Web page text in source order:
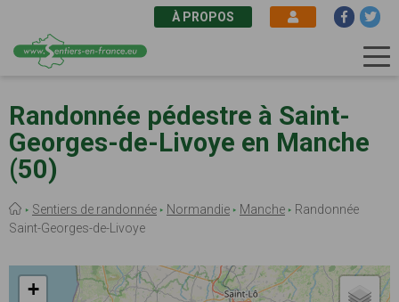
au
contenu
principal
À PROPOS
Randonnée pédestre à Saint-
Georges-de-Livoye en Manche
(50)
Fil
d'Ariane
Sentiers de randonnée Normandie Manche
Randonnée
Saint-Georges-de-Livoye
+